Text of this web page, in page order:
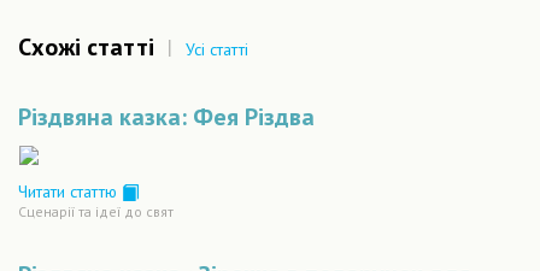
Схожі статті | Усі статті
Різдвяна казка: Фея Різдва
Читати статтю
Сценарiї та iдеї до свят